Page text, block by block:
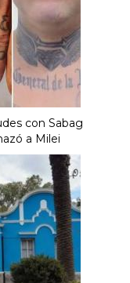
con Sabag
a Milei